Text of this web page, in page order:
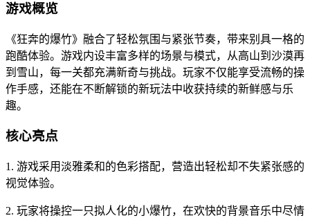
游戏概览
《狂奔的爆竹》融合了轻松氛围与紧张节奏，带来别具一格的
跑酷体验。游戏内设丰富多样的场景与模式，从高山到沙漠再
到雪山，每一关都充满新奇与挑战。玩家不仅能享受流畅的操
作手感，还能在不断解锁的新玩法中收获持续的新鲜感与乐
趣。
核心亮点
1. 游戏采用淡雅柔和的色彩搭配，营造出轻松却不失紧张感的
视觉体验。
2. 玩家将操控一只拟人化的小爆竹，在欢快的背景音乐中尽情